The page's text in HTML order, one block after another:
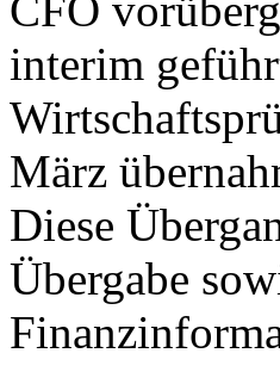
CFO
interim
März
Diese
Übergabe